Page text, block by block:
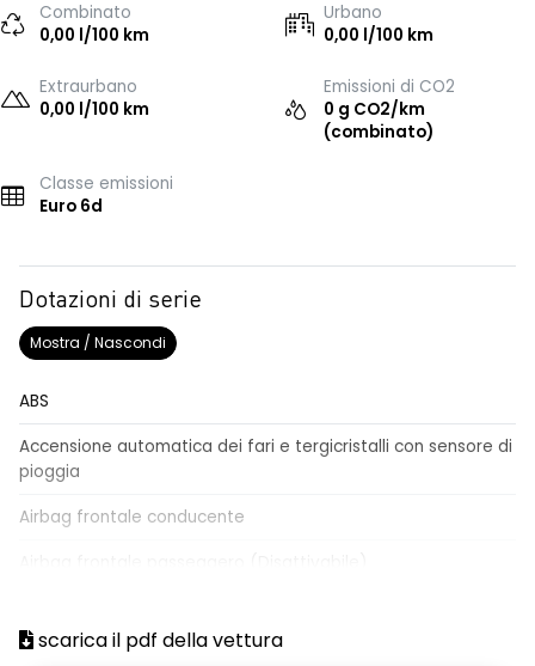
Combinato
0,00 l/100 km
Urbano
0,00 l/100 km
Extraurbano
0,00 l/100 km
Emissioni di CO2
0 g CO2/km
(combinato)
Classe emissioni
Euro 6d
Dotazioni di serie
Mostra / Nascondi
ABS
Accensione automatica dei fari e tergicristalli con sensore di
pioggia
Airbag frontale conducente
Airbag laterali per la protezione del torace
scarica il pdf della vettura